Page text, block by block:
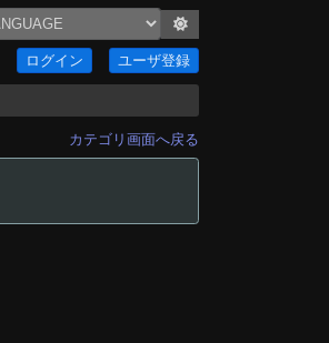
ログイン ユーザ登録
カテゴリ画面へ戻る